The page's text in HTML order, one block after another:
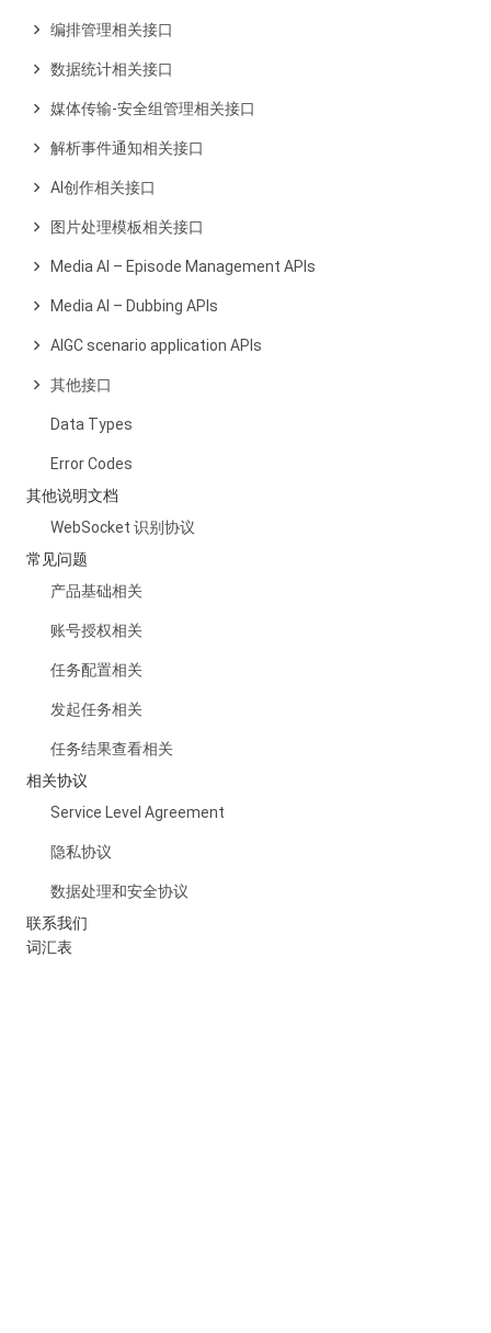
编排管理相关接口
数据统计相关接口
媒体传输-安全组管理相关接口
解析事件通知相关接口
AI创作相关接口
图片处理模板相关接口
Media AI – Episode Management APIs
Media AI – Dubbing APIs
AIGC scenario application APIs
其他接口
Data Types
Error Codes
其他说明文档
WebSocket 识别协议
常见问题
产品基础相关
账号授权相关
任务配置相关
发起任务相关
任务结果查看相关
相关协议
Service Level Agreement
隐私协议
数据处理和安全协议
联系我们
词汇表